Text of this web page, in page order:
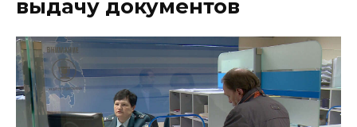
выдачу документов